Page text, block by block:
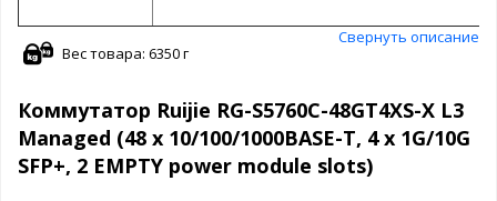
Свернуть описание
Вес товара: 6350 г
Коммутатор Ruijie RG-S5760C-48GT4XS-X L3
Managed (48 x 10/100/1000BASE-T, 4 x 1G/10G
SFP+, 2 EMPTY power module slots)